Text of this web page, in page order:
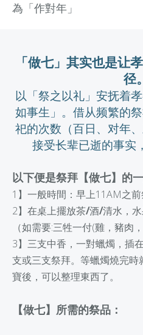
為「作對年」
「做七」其实也是让
径。
以「祭之以礼」安抚着
如事生」。借从频繁的
祀的次数（百日、对年
接受长辈已逝的事实
以下便是祭拜【做七】的
1】一般時間：早上11AM之
2】在桌上擺放茶/酒/清水，
（如需要:三牲一付(雞，豬肉，
3】三支中香，一對蠟燭，插
支或三支祭拜。等蠟燭燒完
寶後，可以整理東⻄了。
【做七】所需的祭品：